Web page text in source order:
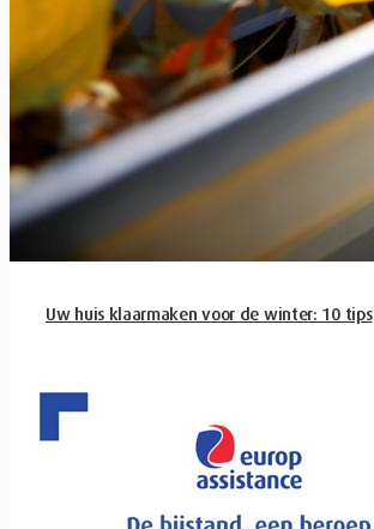
Uw huis klaarmaken voor de winter: 10 tips